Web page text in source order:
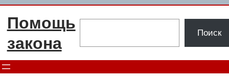
Перейти
Помощь
закона
Поиск